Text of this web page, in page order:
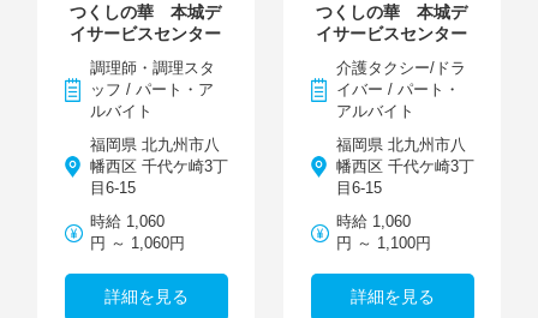
つくしの華 本城デ
イサービスセンター
調理師・調理スタ
ッフ / パート・ア
ルバイト
福岡県 北九州市八
幡西区 千代ケ崎3丁
目6-15
時給 1,060
円 ～ 1,060円
詳細を見る
つくしの華 本城デ
イサービスセンター
介護タクシー/ドラ
イバー / パート・
アルバイト
福岡県 北九州市八
幡西区 千代ケ崎3丁
目6-15
時給 1,060
円 ～ 1,100円
詳細を見る